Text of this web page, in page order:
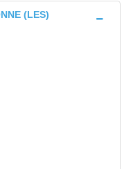
(LES)